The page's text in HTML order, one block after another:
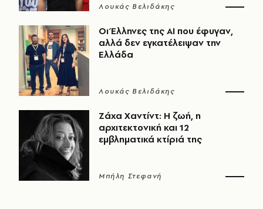
Λουκάς Βελιδάκης
Οι Έλληνες της ΑΙ που έφυγαν,
αλλά δεν εγκατέλειψαν την
Ελλάδα
Λουκάς Βελιδάκης
Ζάχα Χαντίντ: Η ζωή, η
αρχιτεκτονική και 12
εμβληματικά κτίριά της
Μπήλη Στεφανή